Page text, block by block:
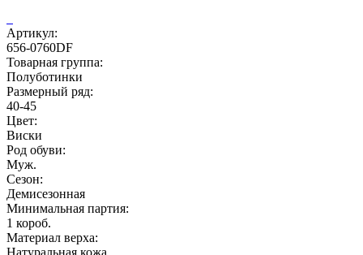
Артикул:
656-0760DF
Товарная группа:
Полуботинки
Размерный ряд:
40-45
Цвет:
Виски
Род обуви:
Муж.
Сезон:
Демисезонная
Минимальная партия:
1 короб.
Материал верха:
Натуральная кожа